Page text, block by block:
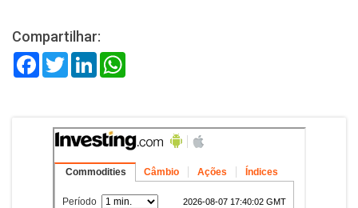
Compartilhar:
FacebookTwitterLinkedIn